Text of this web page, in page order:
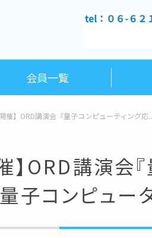
大阪府研究開発
会員一覧
催】ORD講演会『量子コンピューティング応
】ORD講演会
子コンピュー